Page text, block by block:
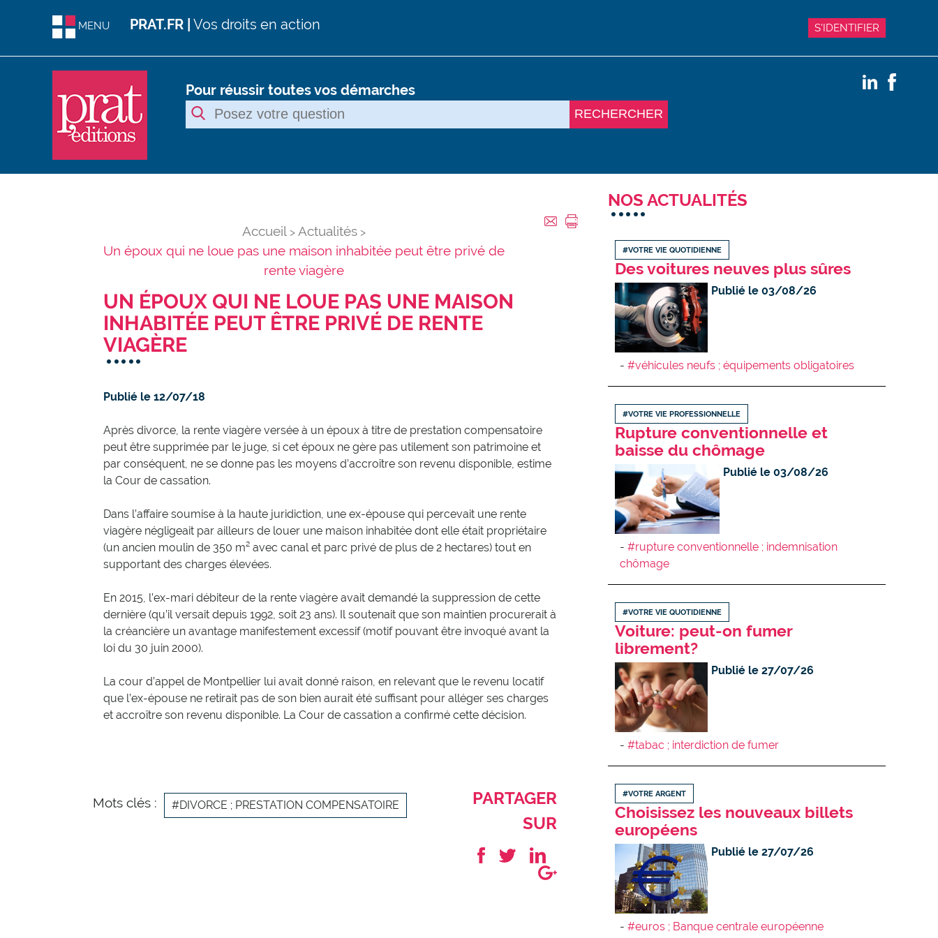
MENU PRAT.FR | Vos droits en action S'IDENTIFIER
Pour réussir toutes vos démarches
RECHERCHER
Accueil
Actualités
Un époux qui ne loue pas une maison inhabitée peut être privé de
rente viagère
UN ÉPOUX QUI NE LOUE PAS UNE MAISON
INHABITÉE PEUT ÊTRE PRIVÉ DE RENTE
VIAGÈRE
Publié le 12/07/18
Après divorce, la rente viagère versée à un époux à titre de prestation compensatoire
peut être supprimée par le juge, si cet époux ne gère pas utilement son patrimoine et
par conséquent, ne se donne pas les moyens d’accroître son revenu disponible, estime
la Cour de cassation.
Dans l’affaire soumise à la haute juridiction, une ex-épouse qui percevait une rente
viagère négligeait par ailleurs de louer une maison inhabitée dont elle était propriétaire
(un ancien moulin de 350 m² avec canal et parc privé de plus de 2 hectares) tout en
supportant des charges élevées.
En 2015, l’ex-mari débiteur de la rente viagère avait demandé la suppression de cette
dernière (qu’il versait depuis 1992, soit 23 ans). Il soutenait que son maintien procurerait à
la créancière un avantage manifestement excessif (motif pouvant être invoqué avant la
loi du 30 juin 2000).
La cour d’appel de Montpellier lui avait donné raison, en relevant que le revenu locatif
que l’ex-épouse ne retirait pas de son bien aurait été suffisant pour alléger ses charges
et accroître son revenu disponible. La Cour de cassation a confirmé cette décision.
Mots clés : #DIVORCE ; PRESTATION COMPENSATOIRE
PARTAGER
SUR
NOS ACTUALITÉS
#VOTRE VIE QUOTIDIENNE
Des voitures neuves plus sûres
Publié le 03/08/26
#véhicules neufs ; équipements obligatoires
#VOTRE VIE PROFESSIONNELLE
Rupture conventionnelle et
baisse du chômage
Publié le 03/08/26
#rupture conventionnelle ; indemnisation
chômage
#VOTRE VIE QUOTIDIENNE
Voiture: peut-on fumer
librement?
Publié le 27/07/26
#tabac ; interdiction de fumer
#VOTRE ARGENT
Choisissez les nouveaux billets
européens
Publié le 27/07/26
#euros ; Banque centrale européenne